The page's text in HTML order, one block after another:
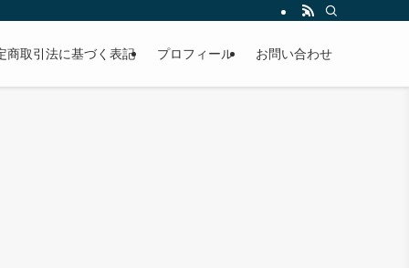
商取引法に基づく表記 プロフィール お問い合わせ